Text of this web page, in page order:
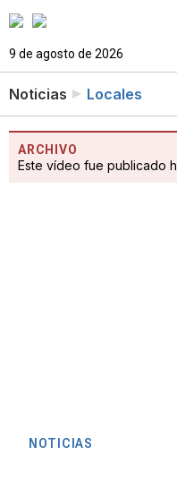
9 de agosto de 2026
Noticias Locales
ARCHIVO
Este vídeo fue publicado
NOTICIAS